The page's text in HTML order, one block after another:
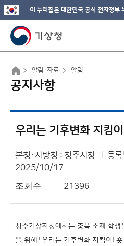
이 누리집은 대한민국 공식 전자정부
알림·자료 알림
공지사항
본청·지방청 : 청주지청
등
2025/10/17
조회수 21396
청주기상지청에서는 충북 소재 학
을 위해 「우리는 기후변화 지킴이!